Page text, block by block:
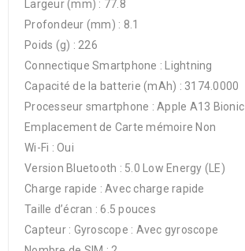
Largeur (mm) : 77.8
Profondeur (mm) : 8.1
Poids (g) : 226
Connectique Smartphone : Lightning
Capacité de la batterie (mAh) : 3174.0000
Processeur smartphone : Apple A13 Bionic
Emplacement de Carte mémoire Non
Wi-Fi : Oui
Version Bluetooth : 5.0 Low Energy (LE)
Charge rapide : Avec charge rapide
Taille d’écran : 6.5 pouces
Capteur : Gyroscope : Avec gyroscope